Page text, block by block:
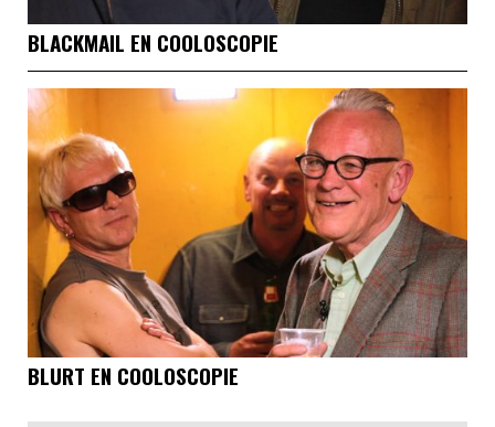
BLACKMAIL EN COOLOSCOPIE
BLURT EN COOLOSCOPIE